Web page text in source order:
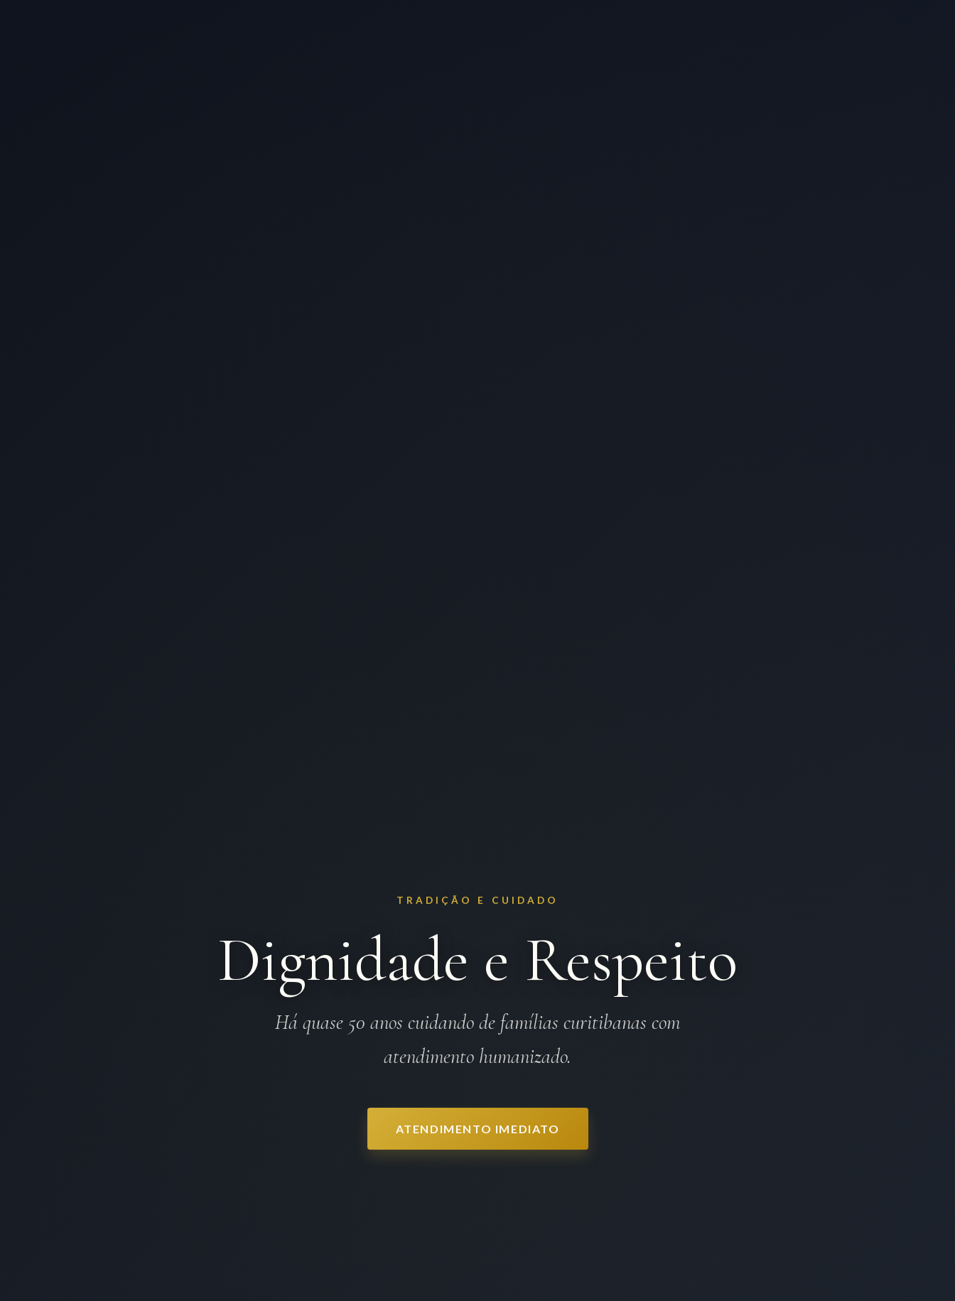
TRADIÇÃO E CUIDADO
Dignidade e Respeito
Há quase 50 anos cuidando de famílias curitibanas com
atendimento humanizado.
ATENDIMENTO IMEDIATO